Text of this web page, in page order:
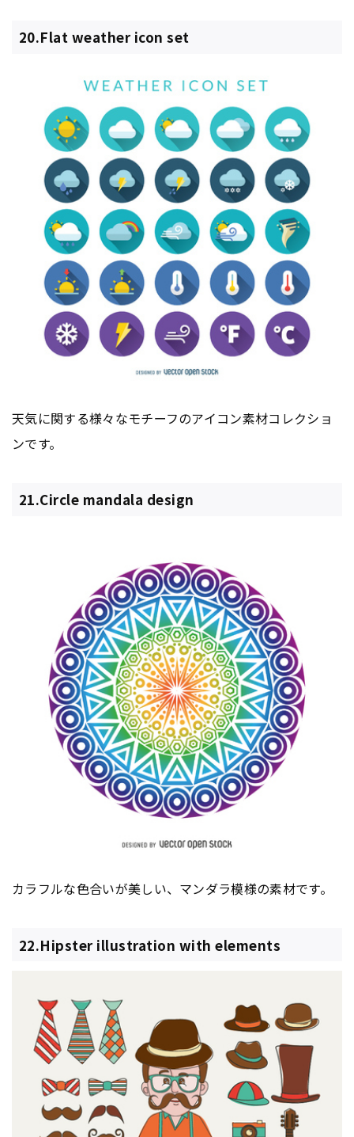
20.Flat weather icon set
天気に関する様々なモチーフのアイコン素材コレクショ
ンです。
21.Circle mandala design
カラフルな色合いが美しい、マンダラ模様の素材です。
22.Hipster illustration with elements